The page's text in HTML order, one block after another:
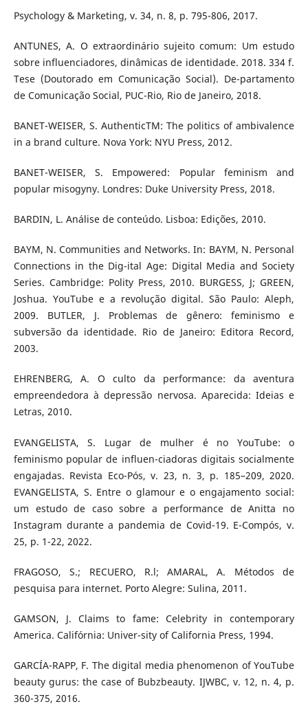
Psychology & Marketing, v. 34, n. 8, p. 795-806, 2017.
ANTUNES, A. O extraordinário sujeito comum: Um estudo
sobre influenciadores, dinâmicas de identidade. 2018. 334 f.
Tese (Doutorado em Comunicação Social). De-partamento
de Comunicação Social, PUC-Rio, Rio de Janeiro, 2018.
BANET-WEISER, S. AuthenticTM: The politics of ambivalence
in a brand culture. Nova York: NYU Press, 2012.
BANET-WEISER, S. Empowered: Popular feminism and
popular misogyny. Londres: Duke University Press, 2018.
BARDIN, L. Análise de conteúdo. Lisboa: Edições, 2010.
BAYM, N. Communities and Networks. In: BAYM, N. Personal
Connections in the Dig-ital Age: Digital Media and Society
Series. Cambridge: Polity Press, 2010. BURGESS, J; GREEN,
Joshua. YouTube e a revolução digital. São Paulo: Aleph,
2009. BUTLER, J. Problemas de gênero: feminismo e
subversão da identidade. Rio de Janeiro: Editora Record,
2003.
EHRENBERG, A. O culto da performance: da aventura
empreendedora à depressão nervosa. Aparecida: Ideias e
Letras, 2010.
EVANGELISTA, S. Lugar de mulher é no YouTube: o
feminismo popular de influen-ciadoras digitais socialmente
engajadas. Revista Eco-Pós, v. 23, n. 3, p. 185–209, 2020.
EVANGELISTA, S. Entre o glamour e o engajamento social:
um estudo de caso sobre a performance de Anitta no
Instagram durante a pandemia de Covid-19. E-Compós, v.
25, p. 1-22, 2022.
FRAGOSO, S.; RECUERO, R.l; AMARAL, A. Métodos de
pesquisa para internet. Porto Alegre: Sulina, 2011.
GAMSON, J. Claims to fame: Celebrity in contemporary
America. Califórnia: Univer-sity of California Press, 1994.
GARCÍA-RAPP, F. The digital media phenomenon of YouTube
beauty gurus: the case of Bubzbeauty. IJWBC, v. 12, n. 4, p.
360-375, 2016.